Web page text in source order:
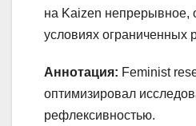
на Kaizen непрерывное,
условиях ограниченных
Аннотация: Feminist
оптимизировал
рефлексивностью.